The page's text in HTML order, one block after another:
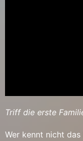
Triff die erste
Wer kennt nicht